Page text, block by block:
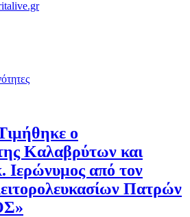
ο
Καλαβρύτων και
Ιερώνυμος από τον
Πατρών